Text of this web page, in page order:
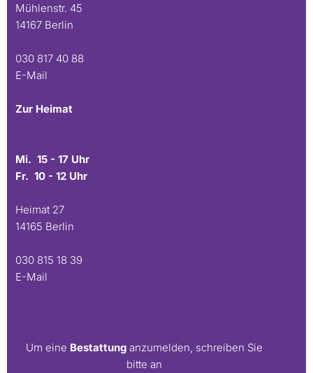
Mühlenstr. 45
14167 Berlin
030 817 40 88
E-Mail
Zur Heimat
Mi. 15 - 17 Uhr
Fr. 10 - 12 Uhr
Heimat 27
14165 Berlin
030 815 18 39
E-Mail
Um eine Bestattung anzumelden, schreiben Sie
bitte an